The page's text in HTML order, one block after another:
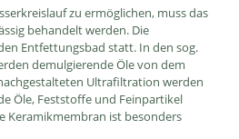
zu ermöglichen, muss das
behandelt werden. Die
Entfettungsbad statt. In den sog.
demulgierende Öle von dem
Ultrafiltration werden
Öle, Feststoffe und Feinpartikel
Keramikmembran ist besonders